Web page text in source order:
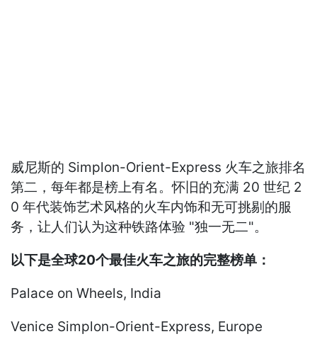
威尼斯的 Simplon-Orient-Express 火车之旅排名
第二，每年都是榜上有名。怀旧的充满 20 世纪 2
0 年代装饰艺术风格的火车内饰和无可挑剔的服
务，让人们认为这种铁路体验 "独一无二"。
以下是全球20个最佳火车之旅的完整榜单：
Palace on Wheels, India
Venice Simplon-Orient-Express, Europe